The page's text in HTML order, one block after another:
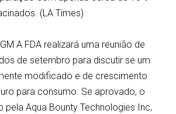
(LA Times)
A FDA realizará uma reunião de
de setembro para discutir se um
modificado e de crescimento
para consumo. Se aprovado, o
pela Aqua Bounty Technologies Inc,